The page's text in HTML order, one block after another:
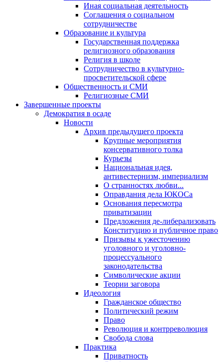
Иная социальная деятельность
Соглашения о социальном
сотрудничестве
Образование и культура
Государственная поддержка
религиозного образования
Религия в школе
Сотрудничество в культурно-
просветительской сфере
Общественность и СМИ
Религиозные СМИ
Завершенные проекты
Демократия в осаде
Новости
Архив предыдущего проекта
Крупные мероприятия
консервативного толка
Курьезы
Национальная идея,
антивестернизм, империализм
О странностях любви...
Оправдания дела ЮКОСа
Основания пересмотра
приватизации
Предложения де-либерализовать
Конституцию и публичное право
Призывы к ужесточению
уголовного и уголовно-
процессуального
законодательства
Символические акции
Теории заговора
Идеология
Гражданское общество
Политический режим
Право
Революция и контрреволюция
Свобода слова
Практика
Приватность